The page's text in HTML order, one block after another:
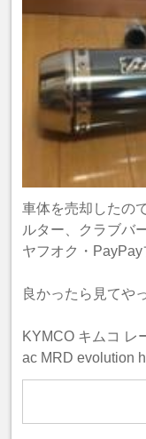
車体を売却したの
ルター、クラブバ
ヤフオク・
良かったら見てや
KYMCO キムコ レ
ac MRD evolution